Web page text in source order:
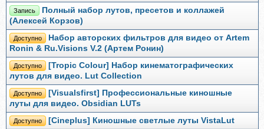
Запись
Полный набор лутов, пресетов и коллажей
(Алексей Корзов)
Доступно
Набор авторских фильтров для видео от Artem
Ronin & Ru.Visions V.2 (Артем Ронин)
Доступно
[Tropic Colour] Набор кинематографических
лутов для видео. Lut Collection
Доступно
[Visualsfirst] Профессиональные киношные
луты для видео. Obsidian LUTs
Доступно [Cineplus] Киношные светлые луты VistaLut